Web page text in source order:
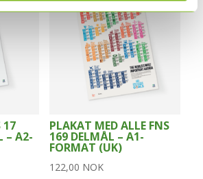
17
– A2-
PLAKAT MED ALLE FNS
169 DELMÅL – A1-
FORMAT (UK)
122,00 NOK